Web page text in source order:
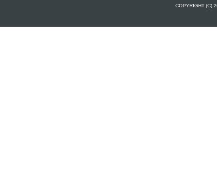
COPYRIGHT (C)